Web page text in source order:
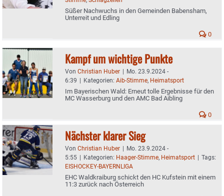
Süßer Nachwuchs in den Gemeinden Babensham,
Unterreit und Edling
0
Kampf um wichtige Punkte
Von Christian Huber | Mo. 23.9.2024 -
6:39 | Kategorien: Aib-Stimme, Heimatsport
Im Bayerischen Wald: Erneut tolle Ergebnisse für den
MC Wasserburg und den AMC Bad Aibling
0
Nächster klarer Sieg
Von Christian Huber | Mo. 23.9.2024 -
5:55 | Kategorien: Haager-Stimme, Heimatsport | Tags:
EISHOCKEY-BAYERNLIGA
EHC Waldkraiburg schickt den HC Kufstein mit einem
11:3 zurück nach Österreich